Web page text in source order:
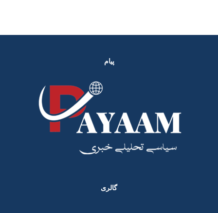
پیام
گالری